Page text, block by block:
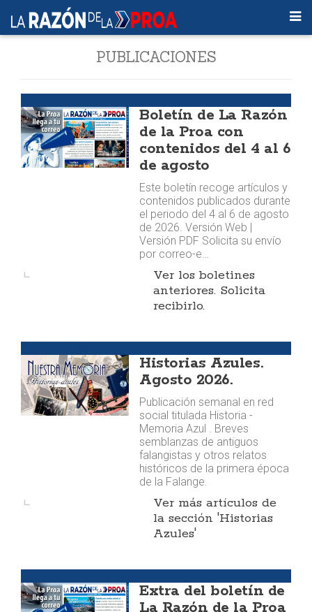
PUBLICACIONES
Boletín de La Razón
de la Proa con
contenidos del 4 al 6
de agosto
Este boletín recoge artículos y
contenidos publicados durante
el periodo del 4 al 6 de agosto
de 2026. Versión Web |
Versión PDF Solicita su envío
por correo-e…
Ver los boletines
anteriores. Solicita
recibirlo.
Historias Azules.
Agosto 2026.
Publicación semanal en red
social titulada Historia -
Memoria Azul . Breves
semblanzas de antiguos
falangistas y otros relatos
históricos de la primera época
de la Falange.
Ver más artículos de
la sección 'Historias
Azules'
Extra del boletín de
La Razón de la Proa